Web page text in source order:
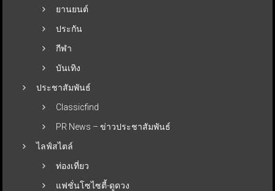
ยานยนต์
ประกัน
กีฬา
บันเทิง
ประชาสัมพันธ์
Classicfind
PR News – ข่าวประชาสัมพันธ์
ไลฟ์สไตล์
ท่องเที่ยว
แฟชั่นโซไซตี้-ดูดวง